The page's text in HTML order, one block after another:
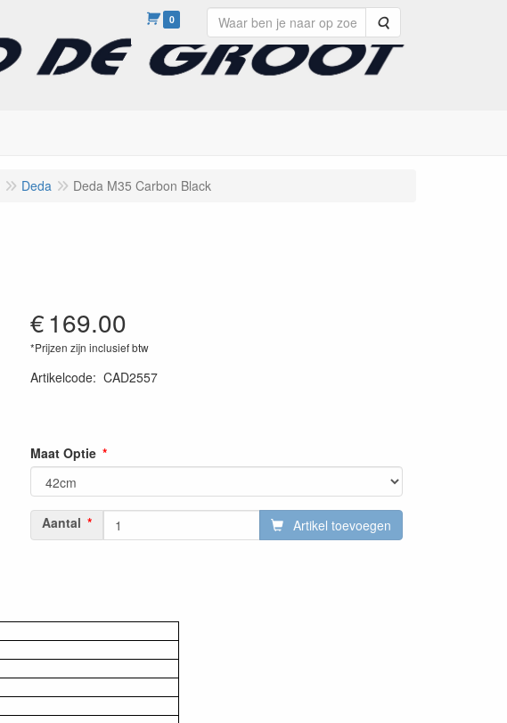
0 Zoeken
Deda Deda M35 Carbon Black
€169.00
*Prijzen zijn inclusief btw
Artikelcode: CAD2557
Maat Optie
Aantal Artikel toevoegen